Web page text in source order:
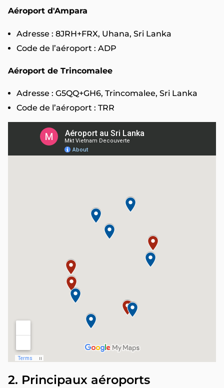
Aéroport d'Ampara
Adresse : 8JRH+FRX, Uhana, Sri Lanka
Code de l’aéroport : ADP
Aéroport de Trincomalee
Adresse : G5QQ+GH6, Trincomalee, Sri Lanka
Code de l’aéroport : TRR
2. Principaux aéroports